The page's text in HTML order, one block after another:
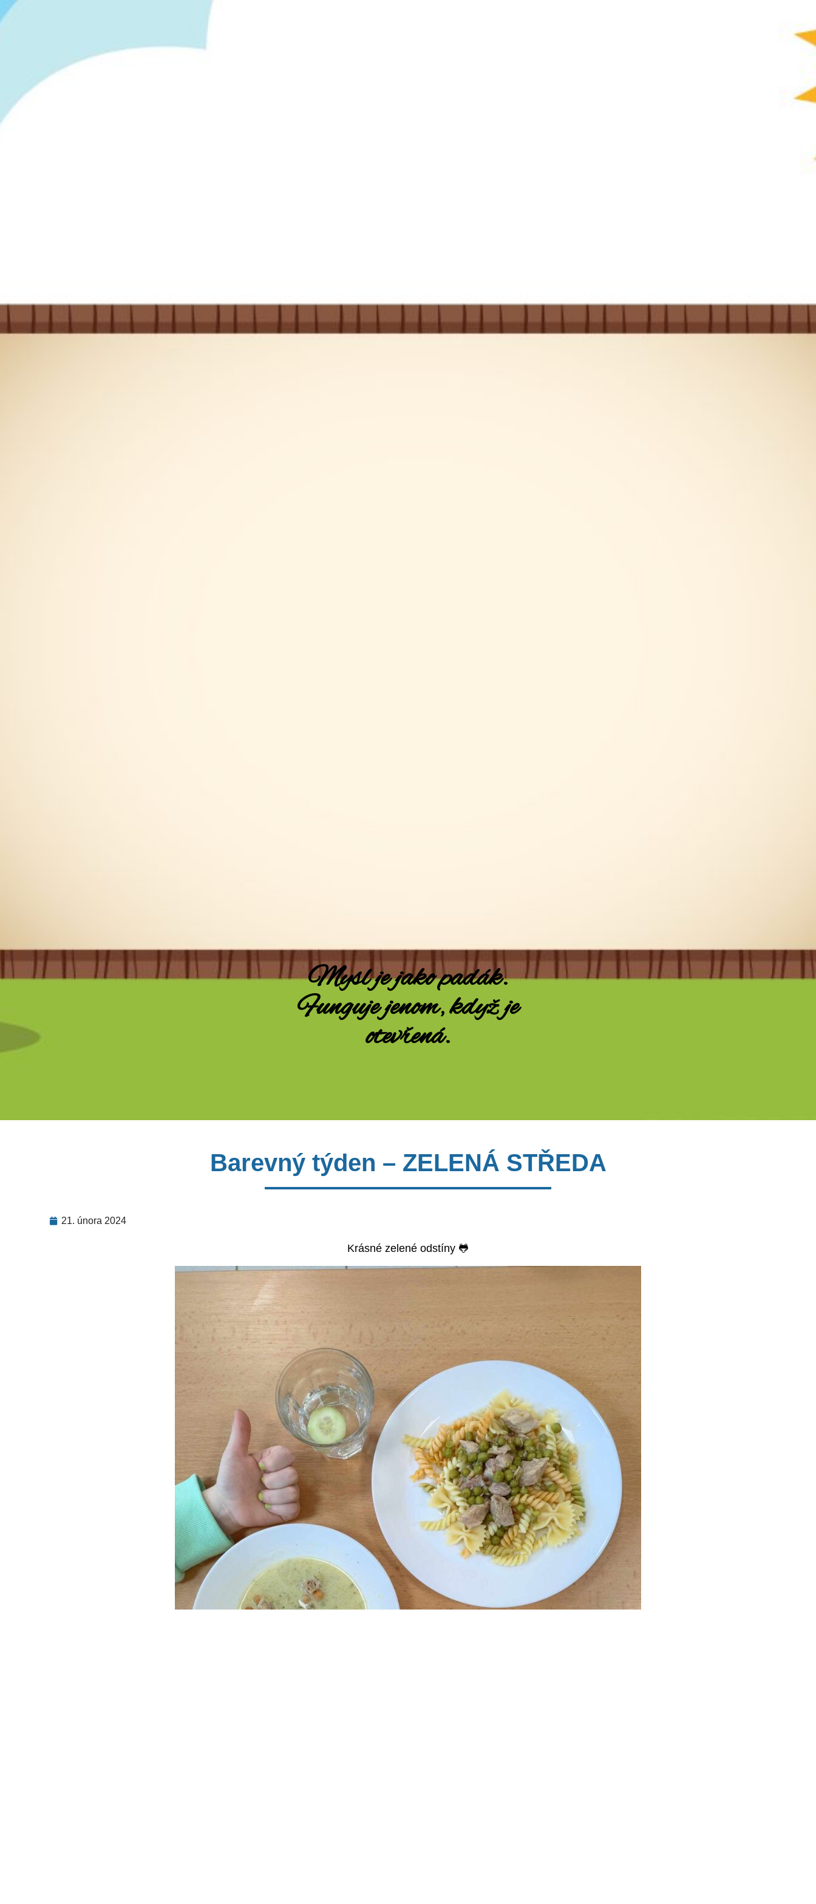
Mysl je jako padák.
Funguje jenom, když je
otevřená.
Barevný týden – ZELENÁ STŘEDA
21. února 2024
Krásné zelené odstíny 🐸